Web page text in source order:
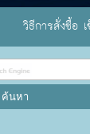
วิธีการสั่งซื้อ